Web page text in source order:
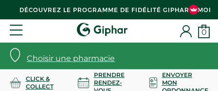
DÉCOUVREZ LE PROGRAMME DE FIDÉLITÉ GIPHAR & MOI
Choisir une pharmacie
0
CLICK &
COLLECT
PRENDRE
RENDEZ-
ENVOYER
MON